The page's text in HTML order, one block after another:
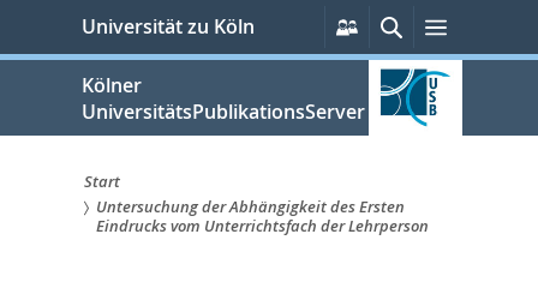
springen
Universität zu Köln
Persönliche
Services
SucheMenü
Kölner
UniversitätsPublikationsServer
Sie
Start
Untersuchung der Abhängigkeit des Ersten
Eindrucks vom Unterrichtsfach der Lehrperson